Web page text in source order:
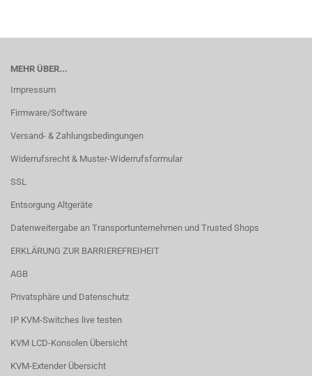
MEHR ÜBER...
Impressum
Firmware/Software
Versand- & Zahlungsbedingungen
Widerrufsrecht & Muster-Widerrufsformular
SSL
Entsorgung Altgeräte
Datenweitergabe an Transportunternehmen und Trusted Shops
ERKLÄRUNG ZUR BARRIEREFREIHEIT
AGB
Privatsphäre und Datenschutz
IP KVM-Switches live testen
KVM LCD-Konsolen Übersicht
KVM-Extender Übersicht